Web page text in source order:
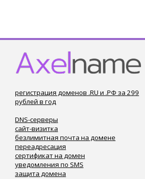
регистрация доменов .RU и .РФ за 299
рублей в год
DNS-серверы
сайт-визитка
безлимитная почта на домене
переадресация
сертификат на домен
уведомления по SMS
защита домена